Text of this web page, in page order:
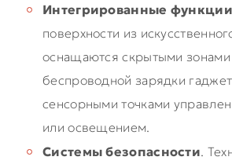
Интегрированные функции
поверхности из
оснащаются скрытыми
беспроводной зарядки
сенсорными точками
или освещением.
Системы безопасности.